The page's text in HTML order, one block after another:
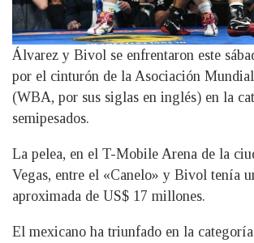
Álvarez y Bivol se enfrentaron este
por el cinturón de la Asociación
(WBA, por sus siglas en inglés) en la
semipesados.
La pelea, en el T-Mobile Arena de la
Vegas, entre el «Canelo» y Bivol tenía
aproximada de US$ 17 millones.
El mexicano ha triunfado en la